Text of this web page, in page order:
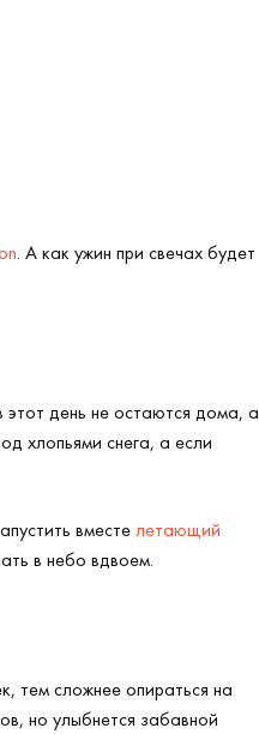
. А как ужин при свечах будет
день не остаются дома, а
хлопьями снега, а если
вместелетающий
в небо вдвоем.
тем сложнее опираться на
но улыбнется забавной